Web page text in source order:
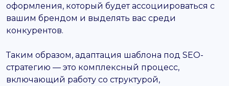
оформления, который будет ассоциироваться с
вашим брендом и выделять вас среди
конкурентов.
Таким образом, адаптация шаблона под SEO-
стратегию — это комплексный процесс,
включающий работу со структурой,